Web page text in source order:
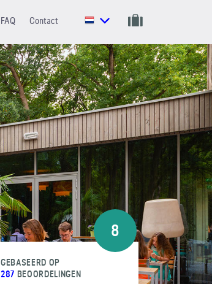
FAQ Contact
8
GEBASEERD OP
287 BEOORDELINGEN